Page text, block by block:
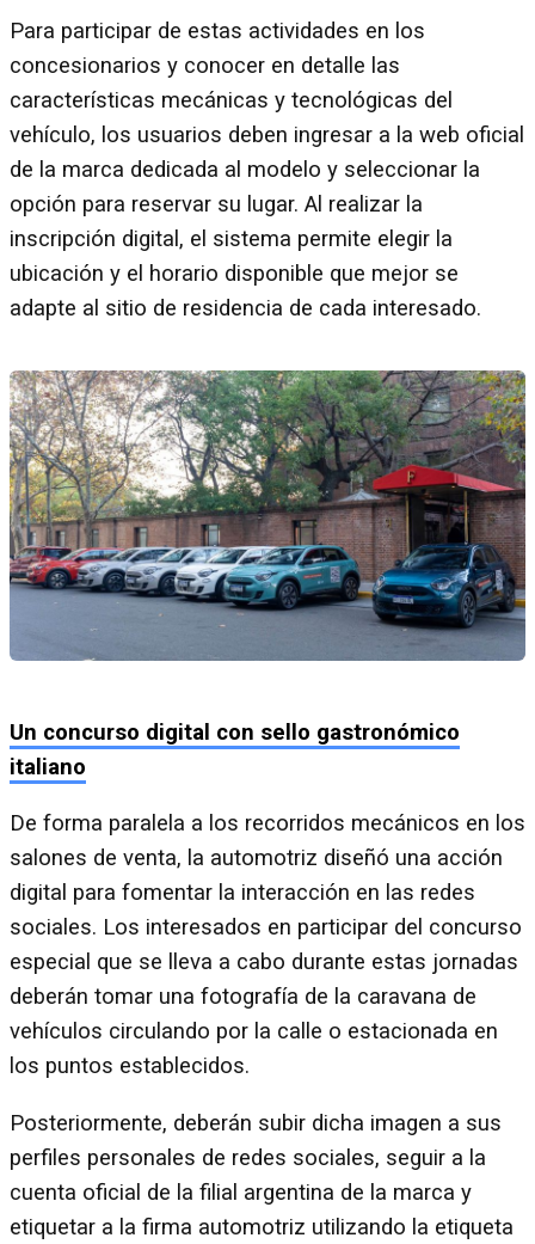
Para participar de estas actividades en los
concesionarios y conocer en detalle las
características mecánicas y tecnológicas del
vehículo, los usuarios deben ingresar a la web oficial
de la marca dedicada al modelo y seleccionar la
opción para reservar su lugar. Al realizar la
inscripción digital, el sistema permite elegir la
ubicación y el horario disponible que mejor se
adapte al sitio de residencia de cada interesado.
Un concurso digital con sello gastronómico
italiano
De forma paralela a los recorridos mecánicos en los
salones de venta, la automotriz diseñó una acción
digital para fomentar la interacción en las redes
sociales. Los interesados en participar del concurso
especial que se lleva a cabo durante estas jornadas
deberán tomar una fotografía de la caravana de
vehículos circulando por la calle o estacionada en
los puntos establecidos.
Posteriormente, deberán subir dicha imagen a sus
perfiles personales de redes sociales, seguir a la
cuenta oficial de la filial argentina de la marca y
etiquetar a la firma automotriz utilizando la etiqueta